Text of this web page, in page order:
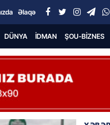
Əlaqə
DÜNYA İDMAN ŞOU-BIZNES